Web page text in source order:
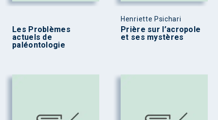
Les Problèmes
actuels de
paléontologie
Henriette Psichari
Prière sur l’acropole
et ses mystères